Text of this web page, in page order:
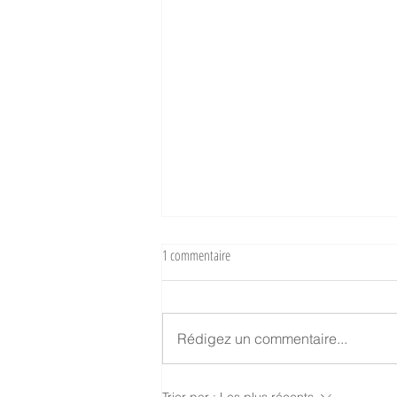
Une voile d'ombrage jaune pour l'entrée
1 commentaire
Rédigez un commentaire...